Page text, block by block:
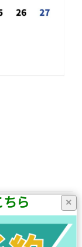
の記事へ
×
ら